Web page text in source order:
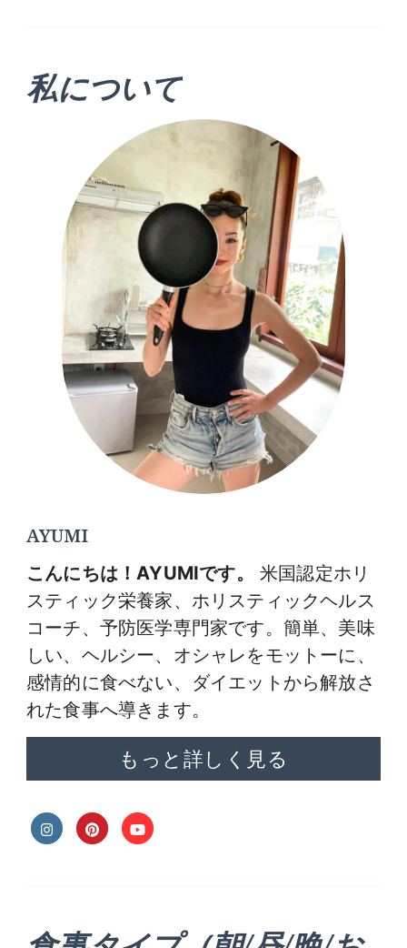
私について
AYUMI
こんにちは！AYUMIです。
米国認定ホリ
スティック栄養家、ホリスティックヘルス
コーチ、予防医学専門家です。簡単、美味
しい、ヘルシー、オシャレをモットーに、
感情的に食べない、ダイエットから解放さ
れた食事へ導きます。
もっと詳しく見る